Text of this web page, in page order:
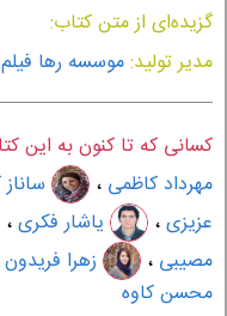
گزیده‌ای از متن کتاب:
مدیر تولید:موسسه رها فیلم
کسانی که تا کنون به این
مهرداد کاظمی ،
عزیزی، یاشار فکری،
مصیبی ، زهرا فریدون
محسن کاوه